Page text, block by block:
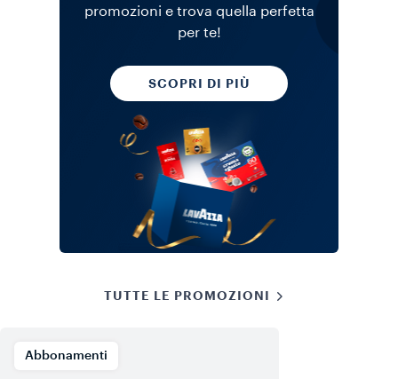
promozioni e trova quella perfetta
per te!
SCOPRI DI PIÙ
TUTTE LE PROMOZIONI
Abbonamenti